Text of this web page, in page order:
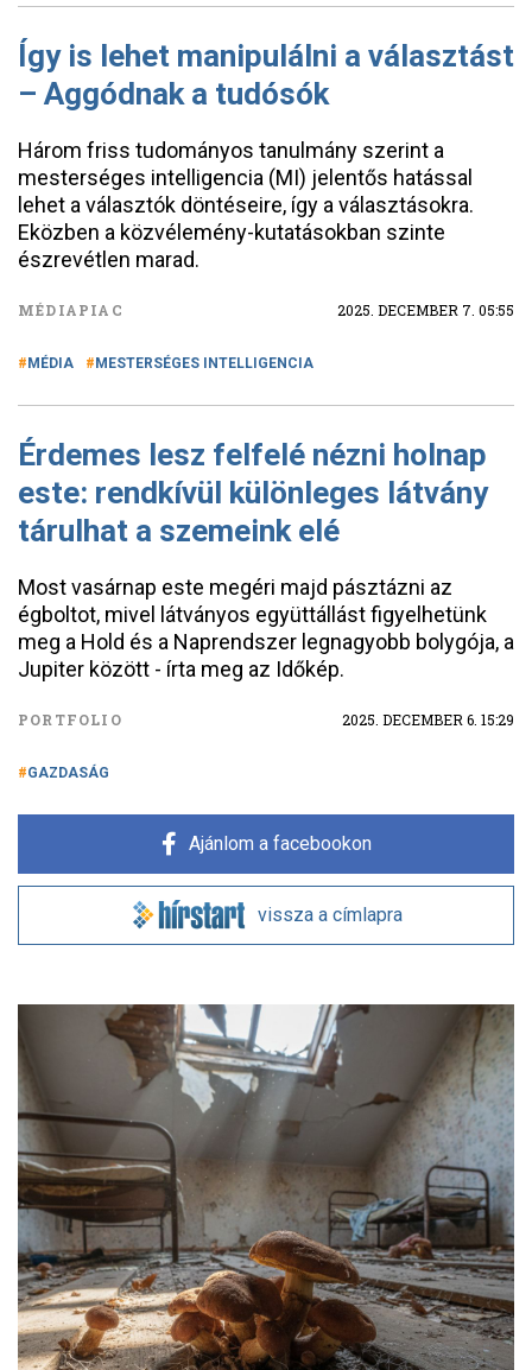
Így is lehet manipulálni a választást
– Aggódnak a tudósók
Három friss tudományos tanulmány szerint a
mesterséges intelligencia (MI) jelentős hatással
lehet a választók döntéseire, így a választásokra.
Eközben a közvélemény-kutatásokban szinte
észrevétlen marad.
MÉDIAPIAC 2025. DECEMBER 7. 05:55
MÉDIA MESTERSÉGES INTELLIGENCIA
Érdemes lesz felfelé nézni holnap
este: rendkívül különleges látvány
tárulhat a szemeink elé
Most vasárnap este megéri majd pásztázni az
égboltot, mivel látványos együttállást figyelhetünk
meg a Hold és a Naprendszer legnagyobb bolygója, a
Jupiter között - írta meg az Időkép.
PORTFOLIO 2025. DECEMBER 6. 15:29
GAZDASÁG
Ajánlom a facebookon
vissza a címlapra